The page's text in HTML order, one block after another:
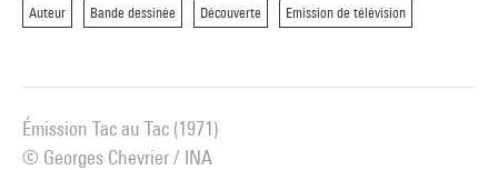
Auteur Bande dessinée Découverte Emission de télévision
Émission Tac au Tac (1971)
© Georges Chevrier / INA